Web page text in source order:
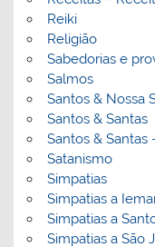
Reiki
Religião
Sabedorias e
Salmos
Santos & Nossa
Santos & Santas
Santos & Santas
Satanismo
Simpatias
Simpatias a
Simpatias a
Simpatias a São